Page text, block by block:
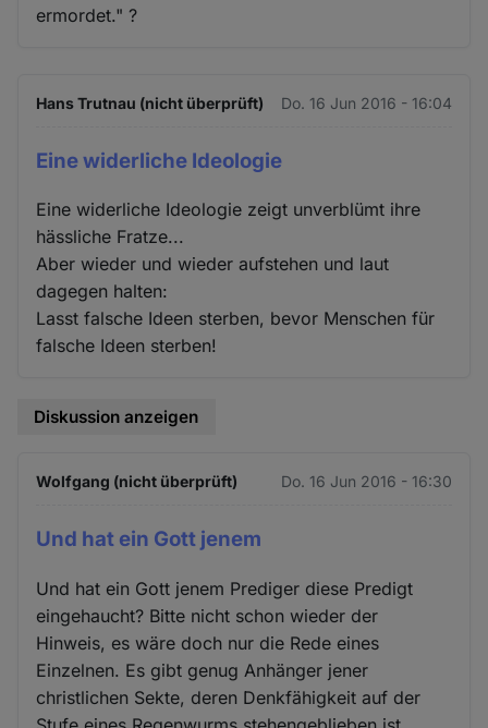
ermordet." ?
Hans Trutnau (nicht überprüft) Do. 16 Jun 2016 - 16:04
Eine widerliche Ideologie
Eine widerliche Ideologie zeigt unverblümt ihre
hässliche Fratze...
Aber wieder und wieder aufstehen und laut
dagegen halten:
Lasst falsche Ideen sterben, bevor Menschen für
falsche Ideen sterben!
Diskussion anzeigen
Wolfgang (nicht überprüft) Do. 16 Jun 2016 - 16:30
Und hat ein Gott jenem
Und hat ein Gott jenem Prediger diese Predigt
eingehaucht? Bitte nicht schon wieder der
Hinweis, es wäre doch nur die Rede eines
Einzelnen. Es gibt genug Anhänger jener
christlichen Sekte, deren Denkfähigkeit auf der